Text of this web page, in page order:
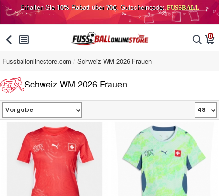
Erhalten Sie10%Rabatt über70€, Gutscheincode:FUSSBALL
󰅯 󰂩 󰂨 0
󰃦
Fussballonlinestore.com Schweiz WM 2026 Frauen
Schweiz WM 2026 Frauen